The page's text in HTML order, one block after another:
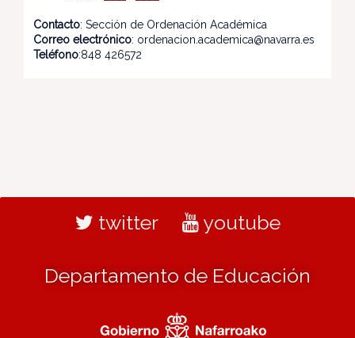
Contacto: Sección de Ordenación Académica
Correo electrónico: ordenacion.academica@navarra.es
Teléfono:848 426572
twitter youtube
Departamento de Educación